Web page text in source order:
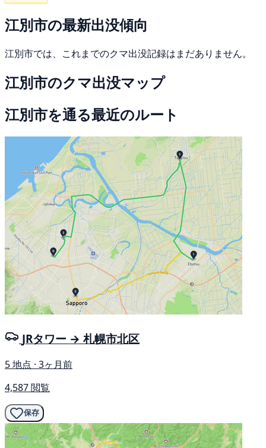
江別市の最新出没傾向
江別市では、これまでのクマ出没記録はまだありません。
江別市のクマ出没マップ
江別市を通る最近のルート
JRタワー → 札幌市北区
5 地点 · 3ヶ月前
4,587 閲覧
保存